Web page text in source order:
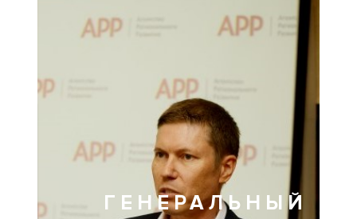
ГЕНЕРАЛЬНЫЙ